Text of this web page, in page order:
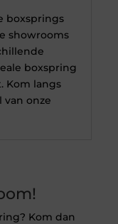
boxsprings
showrooms
boxspring
Kom langs
onze
Kom dan